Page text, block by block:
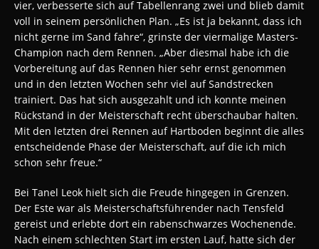
vier, verbesserte sich auf Tabellenrang zwei und blieb damit
voll in seinem persönlichen Plan. „Es ist ja bekannt, dass ich
nicht gerne im Sand fahre“, grinste der viermalige Masters-
Champion nach dem Rennen. „Aber diesmal habe ich die
Vorbereitung auf das Rennen hier sehr ernst genommen
und in den letzten Wochen sehr viel auf Sandstrecken
trainiert. Das hat sich ausgezahlt und ich konnte meinen
Rückstand in der Meisterschaft recht überschaubar halten.
Mit den letzten drei Rennen auf Hartboden beginnt die alles
entscheidende Phase der Meisterschaft, auf die ich mich
schon sehr freue.“
Bei Tanel Leok hielt sich die Freude hingegen in Grenzen.
Der Este war als Meisterschaftsführender nach Tensfeld
gereist und erlebte dort ein rabenschwarzes Wochenende.
Nach einem schlechten Start im ersten Lauf, hatte sich der